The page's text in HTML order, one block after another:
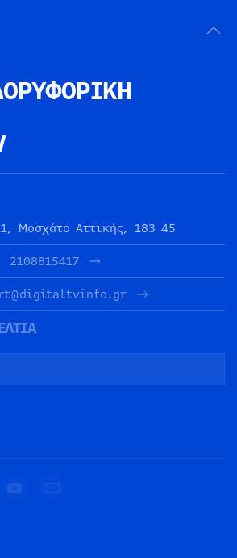
Μοσχάτο Αττικής, 183 45
2108815417